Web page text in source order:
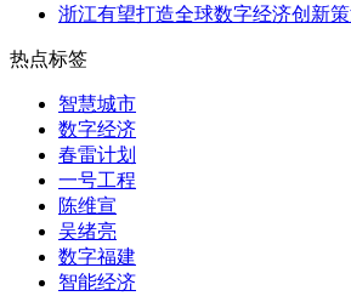
浙江有望打造全球数字经济创新
热点标签
智慧城市
数字经济
春雷计划
一号工程
陈维宣
吴绪亮
数字福建
智能经济